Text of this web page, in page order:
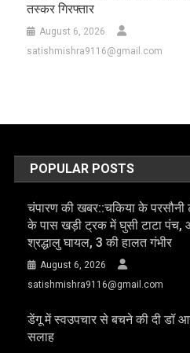
तस्कर गिरफ्तार
August 6, 2026
satishmishra9116@gmail.com
POPULAR POSTS
चंपारण की खबर::चकिया के परसौनी
के पास खड़ी ट्रक में घुसी टाटा पंच,
श्रद्धालु घायल, 3 की हालत गंभीर
August 6, 2026
satishmishra9116@gmail.com
डेंगू में स्वउपचार से बचने की दी डॉ
सलाह